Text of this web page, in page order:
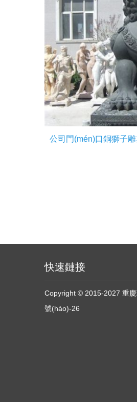
快速鏈接
Copyright © 2015-2027 重
號(hào)-26